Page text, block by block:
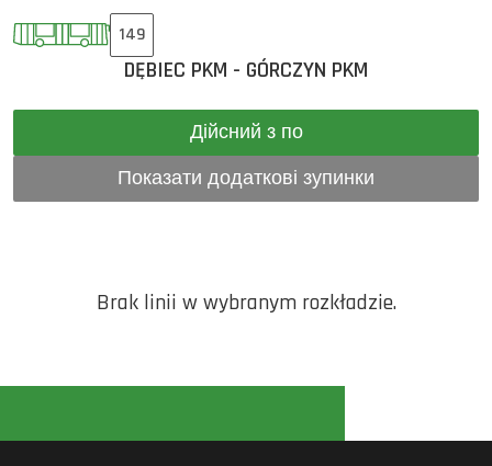
149
DĘBIEC PKM - GÓRCZYN PKM
Дійсний з по
Показати додаткові зупинки
Brak linii w wybranym rozkładzie.